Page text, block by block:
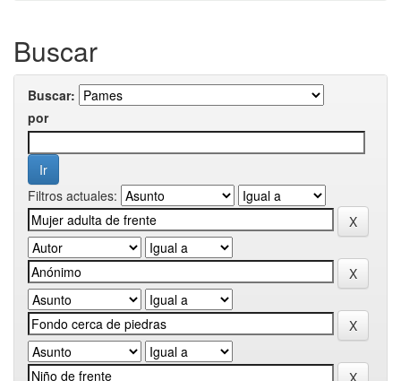
Buscar
Buscar:
por
Filtros actuales: